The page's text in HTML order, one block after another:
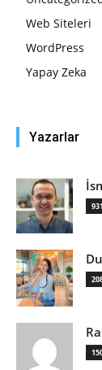
Web Siteleri
WordPress
Yapay Zeka
Yazarlar